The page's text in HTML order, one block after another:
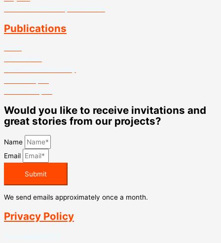
Publications
Would you like to receive invitations and
great stories from our projects?
Name
Email
Submit
We send emails approximately once a month.
Privacy Policy